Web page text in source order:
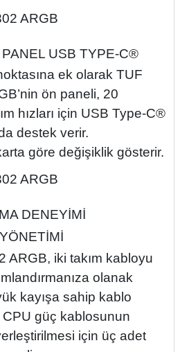
USB TYPE-C®
ek olarak TUF
ön paneli, 20
hızları için USB Type-C®
destek verir.
göre değişiklik gösterir.
DENEYİMİ
ARGB, iki takım kabloyu
olanak
kayışa sahip kablo
güç kablosunun
için üç adet